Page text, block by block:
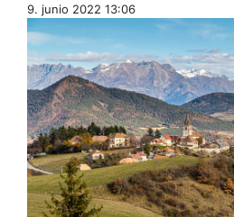
9. junio 2022 13:06